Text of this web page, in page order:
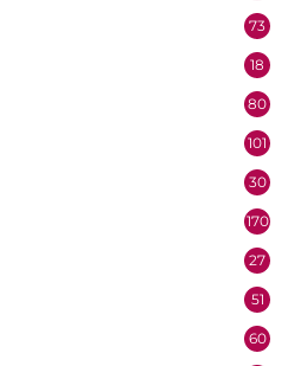
73
18
80
101
30
170
27
51
60